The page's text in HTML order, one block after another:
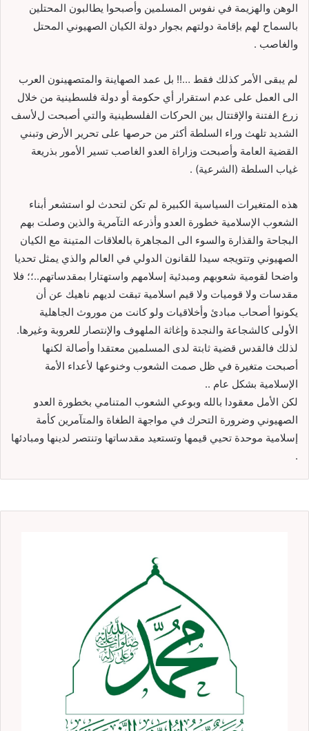
الوهن والهزيمة في نفوس المسلمين وأصبحوا يطالبون المحتلين
بالسماح لهم بإقامة دولتهم بجوار دولة الكيان الصهيوني المحتل
والغاصب .
لم يبقی اﻷمر كذلك فقط …!! بل عمد الصهاينة والمتصهينون العرب
الی العمل علی عدم استقرار أي حكومة أو دولة فلسطينية من خلال
زرع الفتنة واﻹقتتال بين الحركات الفلسطينية والتي أصبحت لﻷسف
الشديد تلهث وراء السلطة أكثر من حرصها علی تحرير اﻷرض وتبني
القضية العامة وأصبحت وزاراة العدو الغاصب تسير اﻷمور بذريعة
غياب السلطة (الشرعية) .
هذه المتغيرات السياسية الكبيرة لم تكن لتحدث لو استشعر أبناء
الشعوب اﻹسلامية خطورة العدو وأذرعه التآمرية والذين وصلت بهم
البجاحة والقذارة والسوء الی المجاهرة بالعلاقات المتينة مع الكيان
الصهيوني وتتويجه سيدا للقانون الدولي في العالم والذي يمثل تحديا
واضحا لقومية شعوبهم ومبدئية إسلامهم واستهتارا بمقدساتهم..؛؛ فلا
مقدسات ولا قوميات ولا قيم اسلامية تبقت لديهم ناهيك عن أن
يكونوا أصحاب مبادئ وأخلاقيات ولو كانت من موروث الجاهلية
اﻷولی كالشجاعة والنجدة وإغاثة الملهوف واﻹنتصار للعروبة وغيرها.
لذلك فالقدس قضية ثابتة لدی المسلمين معتقدا وأصالة لكنها
أصبحت متغيرة في ظل صمت الشعوب وخنوعها ﻷعداء اﻷمة
اﻹسلامية بشكل عام ..
لكن اﻷمل معقودا بالله وبوعي الشعوب المتنامي بخطورة العدو
الصهيوني وضرورة التحرك في مواجهة الطغاة والمتآمرين كأمة
إسلامية موحدة تحيي قيمها وتستعيد مقدساتها وتنتصر لدينها ومبادئها
.